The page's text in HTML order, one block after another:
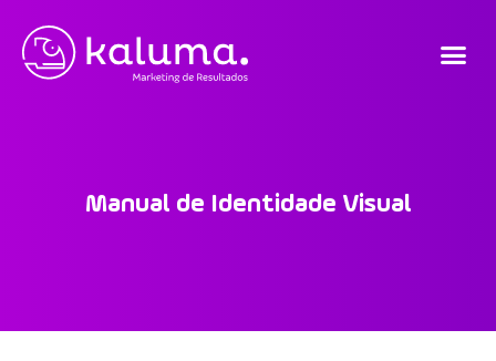
Manual de Identidade Visual